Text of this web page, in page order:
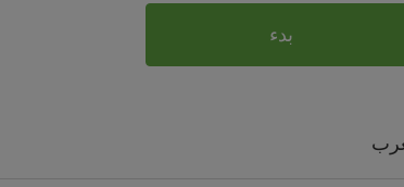
بدء